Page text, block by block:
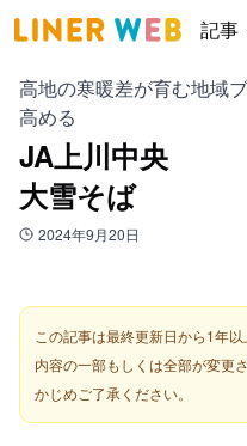
記事
高地の寒暖差が育む地域
高める
JA上川中央
大雪そば
2024年9月20日
この記事は最終更新日から1年以
内容の一部もしくは全部が変更
かじめご了承ください。